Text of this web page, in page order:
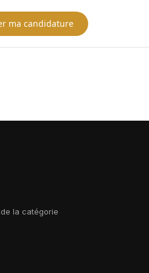
ma candidature
la catégorie